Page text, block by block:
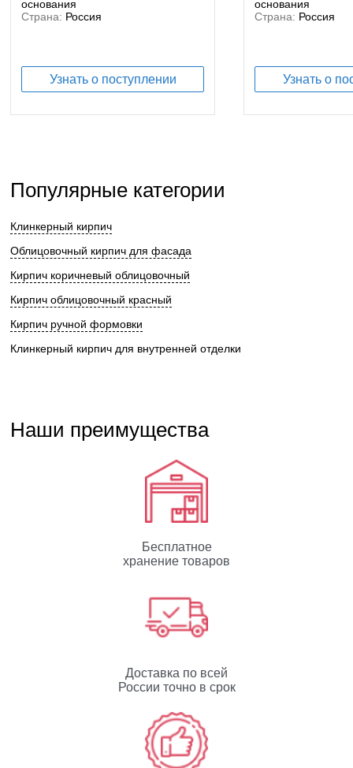
основания
Страна: Россия
Узнать о поступлении
основания
Страна: Россия
Узнать о
Популярные категории
Клинкерный кирпич
Облицовочный кирпич для фасада
Кирпич коричневый облицовочный
Кирпич облицовочный красный
Кирпич ручной формовки
Клинкерный кирпич для внутренней отделки
Наши преимущества
Бесплатное
хранение товаров
Доставка по всей
России точно в срок